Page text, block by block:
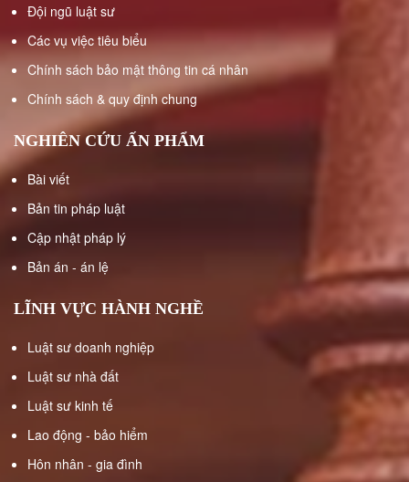
SAU
LY
HÔN
THỎA
THUẬN
PHÂN
CHIA
SẢN
TRONG
THỜI
KỲ
HÔN
NHÂN
LUẬT
DÂN
SỰ
Đội ngũ luật sư
Các vụ việc tiêu biểu
Chính sách bảo mật thông tin cá nhân
Chính sách & quy định chung
NGHIÊN CỨU ẤN PHẨM
Bài viết
Bản tin pháp luật
Cập nhật pháp lý
Bản án - án lệ
LĨNH VỰC HÀNH NGHỀ
Luật sư doanh nghiệp
Luật sư nhà đất
Luật sư kinh tế
Lao động - bảo hiểm
Hôn nhân - gia đình